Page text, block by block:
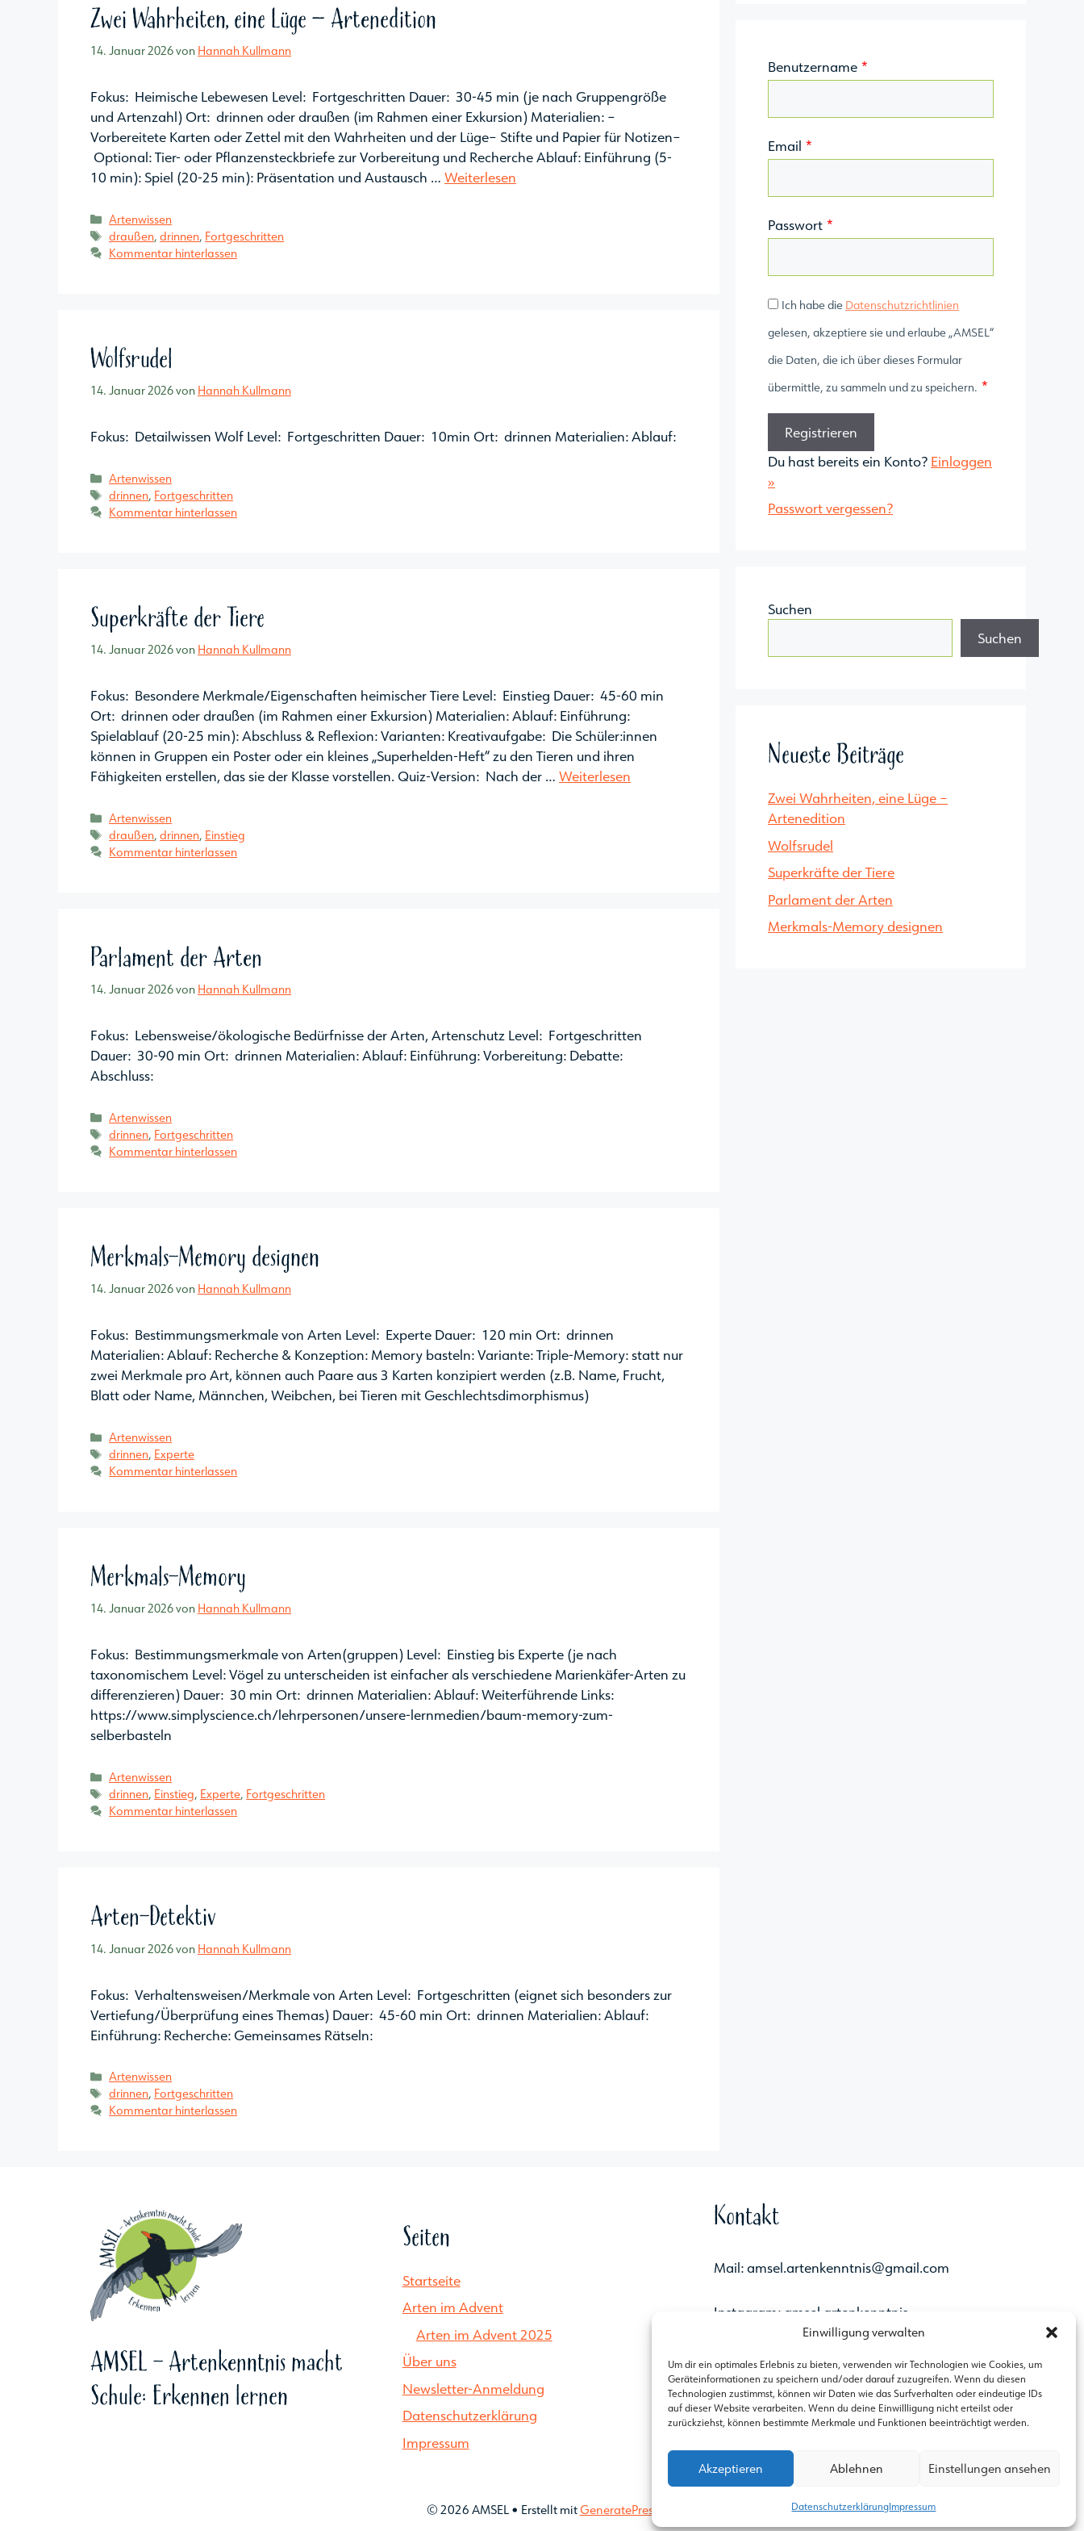
Einwilligung verwalten
Um dir ein optimales Erlebnis zu bieten, verwenden wir Technologien wie Cookies, um
Geräteinformationen zu speichern und/oder darauf zuzugreifen. Wenn du diesen
Technologien zustimmst, können wir Daten wie das Surfverhalten oder eindeutige IDs
auf dieser Website verarbeiten. Wenn du deine Einwillligung nicht erteilst oder
zurückziehst, können bestimmte Merkmale und Funktionen beeinträchtigt werden.
Akzeptieren Ablehnen Einstellungen ansehen
DatenschutzerklärungImpressum
Zwei Wahrheiten, eine Lüge – Artenedition
14. Januar 2026von Hannah Kullmann
Fokus: Heimische Lebewesen Level: Fortgeschritten Dauer: 30-45 min (je nach Gruppengröße
und Artenzahl) Ort: drinnen oder draußen (im Rahmen einer Exkursion) Materialien: –
Vorbereitete Karten oder Zettel mit den Wahrheiten und der Lüge– Stifte und Papier für Notizen–
Optional: Tier- oder Pflanzensteckbriefe zur Vorbereitung und Recherche Ablauf: Einführung (5-
10 min): Spiel (20-25 min): Präsentation und Austausch … Weiterlesen
Kategorien
Artenwissen
Schlagwörter
draußen,drinnen, Fortgeschritten
Kommentar hinterlassen
Wolfsrudel
14. Januar 2026von Hannah Kullmann
Fokus: Detailwissen Wolf Level: Fortgeschritten Dauer: 10min Ort: drinnen Materialien: Ablauf:
Kategorien
Artenwissen
Schlagwörter
drinnen, Fortgeschritten
Kommentar hinterlassen
Superkräfte der Tiere
14. Januar 2026von Hannah Kullmann
Fokus: Besondere Merkmale/Eigenschaften heimischer Tiere Level: Einstieg Dauer: 45-60 min
Ort: drinnen oder draußen (im Rahmen einer Exkursion) Materialien: Ablauf: Einführung:
Spielablauf (20-25 min): Abschluss & Reflexion: Varianten: Kreativaufgabe: Die Schüler:innen
können in Gruppen ein Poster oder ein kleines „Superhelden-Heft“ zu den Tieren und ihren
Fähigkeiten erstellen, das sie der Klasse vorstellen. Quiz-Version: Nach der … Weiterlesen
Kategorien
Artenwissen
Schlagwörter
draußen,drinnen, Einstieg
Kommentar hinterlassen
Parlament der Arten
14. Januar 2026von Hannah Kullmann
Fokus: Lebensweise/ökologische Bedürfnisse der Arten, Artenschutz Level: Fortgeschritten
Dauer: 30-90 min Ort: drinnen Materialien: Ablauf: Einführung: Vorbereitung: Debatte:
Abschluss:
Kategorien
Artenwissen
Schlagwörter
drinnen, Fortgeschritten
Kommentar hinterlassen
Merkmals-Memory designen
14. Januar 2026von Hannah Kullmann
Fokus: Bestimmungsmerkmale von Arten Level: Experte Dauer: 120 min Ort: drinnen
Materialien: Ablauf: Recherche & Konzeption: Memory basteln: Variante: Triple-Memory: statt nur
zwei Merkmale pro Art, können auch Paare aus 3 Karten konzipiert werden (z.B. Name, Frucht,
Blatt oder Name, Männchen, Weibchen, bei Tieren mit Geschlechtsdimorphismus)
Kategorien
Artenwissen
Schlagwörter
drinnen, Experte
Kommentar hinterlassen
Merkmals-Memory
14. Januar 2026von Hannah Kullmann
Fokus: Bestimmungsmerkmale von Arten(gruppen) Level: Einstieg bis Experte (je nach
taxonomischem Level: Vögel zu unterscheiden ist einfacher als verschiedene Marienkäfer-Arten zu
differenzieren) Dauer: 30 min Ort: drinnen Materialien: Ablauf: Weiterführende Links:
https://www.simplyscience.ch/lehrpersonen/unsere-lernmedien/baum-memory-zum-
selberbasteln
Kategorien
Artenwissen
Schlagwörter
drinnen, Einstieg, Experte, Fortgeschritten
Kommentar hinterlassen
Arten-Detektiv
14. Januar 2026von Hannah Kullmann
Fokus: Verhaltensweisen/Merkmale von Arten Level: Fortgeschritten (eignet sich besonders zur
Vertiefung/Überprüfung eines Themas) Dauer: 45-60 min Ort: drinnen Materialien: Ablauf:
Einführung: Recherche: Gemeinsames Rätseln:
Kategorien
Artenwissen
Schlagwörter
drinnen, Fortgeschritten
Kommentar hinterlassen
Benutzername *
Email *
Passwort *
Ich habe die Datenschutzrichtlinien
gelesen, akzeptiere sie und erlaube „AMSEL“
die Daten, die ich über dieses Formular
übermittle, zu sammeln und zu speichern. *
Du hast bereits ein Konto? Einloggen
»
Passwort vergessen?
Suchen
Suchen
Neueste Beiträge
Zwei Wahrheiten, eine Lüge –
Artenedition
Wolfsrudel
Superkräfte der Tiere
Parlament der Arten
Merkmals-Memory designen
AMSEL - Artenkenntnis macht
Schule: Erkennen lernen
Seiten
Startseite
Arten im Advent
Arten im Advent 2025
Über uns
Newsletter-Anmeldung
Datenschutzerklärung
Impressum
Kontakt
Mail: amsel.artenkenntnis@gmail.com
Instagram: amsel.artenkenntnis
E-MailInstagram
© 2026 AMSEL• Erstellt mitGeneratePress